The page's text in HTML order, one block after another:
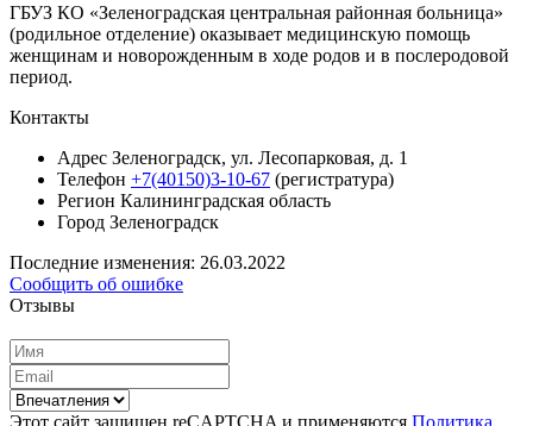
ГБУЗ КО «Зеленоградская центральная районная больница»
(родильное отделение) оказывает медицинскую помощь
женщинам и новорожденным в ходе родов и в послеродовой
период.
Контакты
Адрес Зеленоградск, ул. Лесопарковая, д. 1
Телефон +7(40150)3-10-67 (регистратура)
Регион Калининградская область
Город Зеленоградск
Последние изменения: 26.03.2022
Сообщить об ошибке
Отзывы
Этот сайт защищен reCAPTCHA и применяются Политика